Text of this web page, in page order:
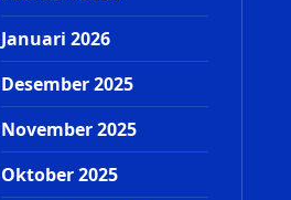
Januari 2026
Desember 2025
November 2025
Oktober 2025